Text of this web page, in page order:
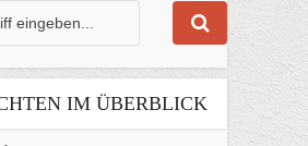
IM ÜBERBLICK